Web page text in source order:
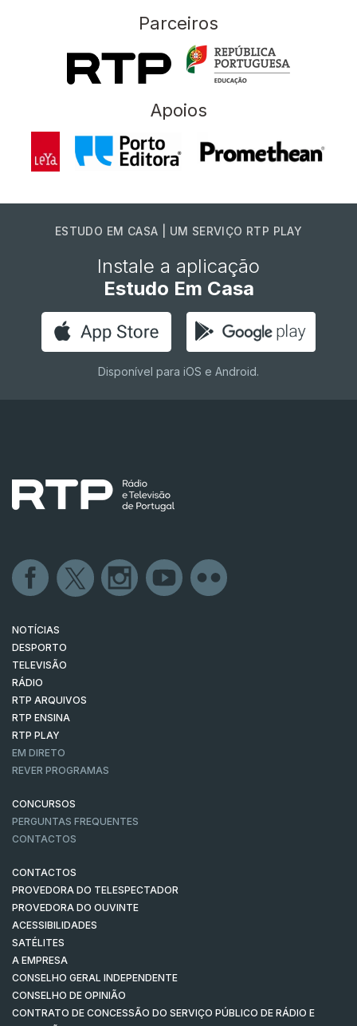
Parceiros
Apoios
ESTUDO EM CASA | UM SERVIÇO RTP PLAY
Instale a aplicação
Estudo Em Casa
Disponível para iOS e Android.
NOTÍCIAS
DESPORTO
TELEVISÃO
RÁDIO
RTP ARQUIVOS
RTP ENSINA
RTP PLAY
EM DIRETO
REVER PROGRAMAS
CONCURSOS
PERGUNTAS FREQUENTES
CONTACTOS
CONTACTOS
PROVEDORA DO TELESPECTADOR
PROVEDORA DO OUVINTE
ACESSIBILIDADES
SATÉLITES
A EMPRESA
CONSELHO GERAL INDEPENDENTE
CONSELHO DE OPINIÃO
CONTRATO DE CONCESSÃO DO SERVIÇO PÚBLICO DE RÁDIO E